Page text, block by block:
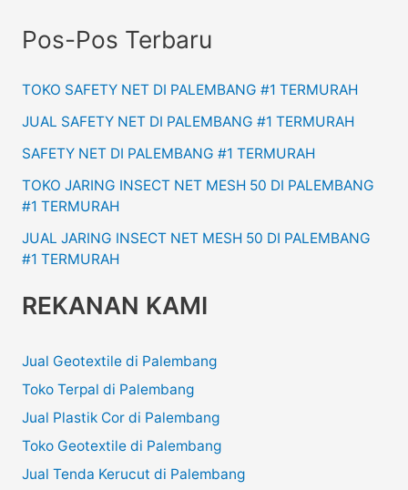
Pos-Pos Terbaru
TOKO SAFETY NET DI PALEMBANG #1 TERMURAH
JUAL SAFETY NET DI PALEMBANG #1 TERMURAH
SAFETY NET DI PALEMBANG #1 TERMURAH
TOKO JARING INSECT NET MESH 50 DI PALEMBANG
#1 TERMURAH
JUAL JARING INSECT NET MESH 50 DI PALEMBANG
#1 TERMURAH
REKANAN KAMI
Jual Geotextile di Palembang
Toko Terpal di Palembang
Jual Plastik Cor di Palembang
Toko Geotextile di Palembang
Jual Tenda Kerucut di Palembang